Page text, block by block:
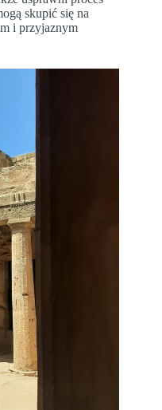
skupić się na
i przyjaznym